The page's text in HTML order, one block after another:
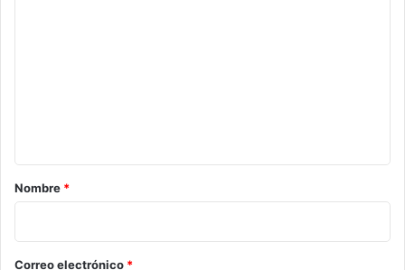
r
o
*
Nombre *
Correo electrónico *